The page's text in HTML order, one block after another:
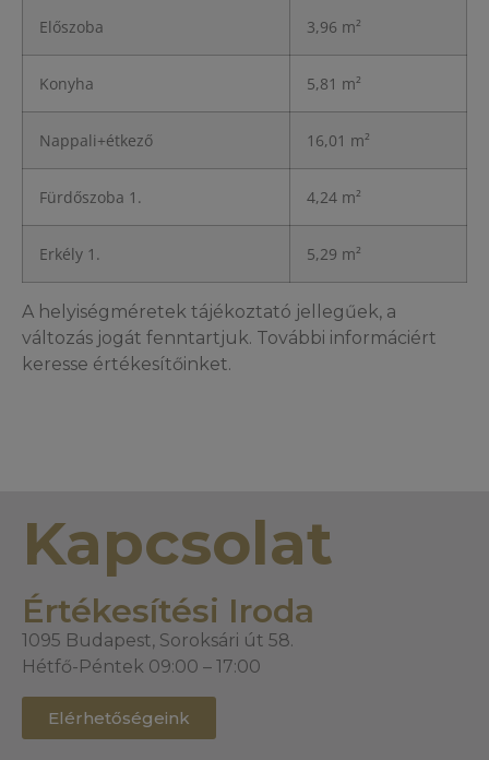
Előszoba 3,96 m²
Konyha 5,81 m²
Nappali+étkező 16,01 m²
Fürdőszoba 1. 4,24 m²
Erkély 1. 5,29 m²
A helyiségméretek tájékoztató jellegűek, a
változás jogát fenntartjuk. További informáciért
keresse értékesítőinket.
Kapcsolat
Értékesítési Iroda
1095 Budapest, Soroksári út 58.
Hétfő-Péntek 09:00 – 17:00
Elérhetőségeink